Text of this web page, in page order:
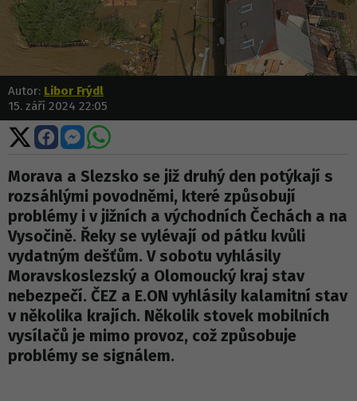
Autor: Libor Frýdl
15. září 2024 22:05
Sdílet
na
X
Sdílet
na
Facebooku
Sdílet
na
Messengeru
Sdílet
WhatsApp
Morava a Slezsko se již druhý den potýkají s
rozsáhlými povodněmi, které způsobují
problémy i v jižních a východních Čechách a na
Vysočině. Řeky se vylévají od pátku kvůli
vydatným dešťům. V sobotu vyhlásily
Moravskoslezský a Olomoucký kraj stav
nebezpečí. ČEZ a E.ON vyhlásily kalamitní stav
v několika krajích. Několik stovek mobilních
vysílačů je mimo provoz, což způsobuje
problémy se signálem.